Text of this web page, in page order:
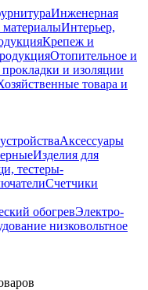
Инженерная
Интерьер,
Крепеж и
Отопительное и
и изоляции
товара и
Аксессуары
Изделия для
тестеры-
Счетчики
обогревЭлектро-
низковольтное